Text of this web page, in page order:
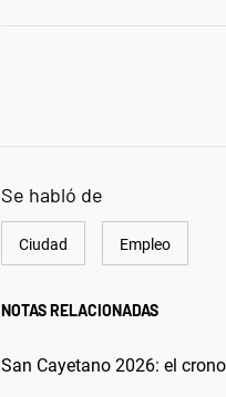
Se habló de
Ciudad Empleo
NOTAS RELACIONADAS
San Cayetano 2026: el